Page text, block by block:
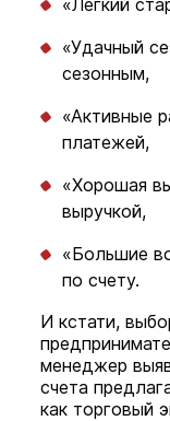
«Легкий
«Удачный
сезонным,
«Активные
платежей,
«Хорошая
выручкой,
«Большие
по счету.
И кстати,
менеджер
счета
как торговый